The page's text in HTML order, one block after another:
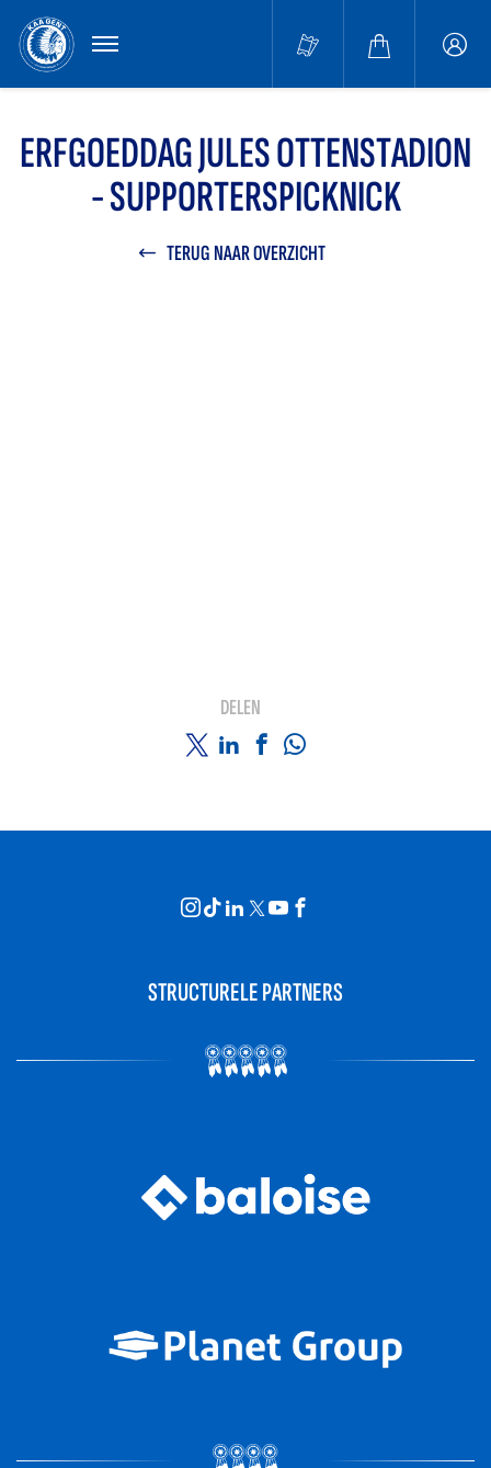
MENU
ERFGOEDDAG JULES OTTENSTADION
- SUPPORTERSPICKNICK
TERUG NAAR OVERZICHT
DELEN
STRUCTURELE PARTNERS